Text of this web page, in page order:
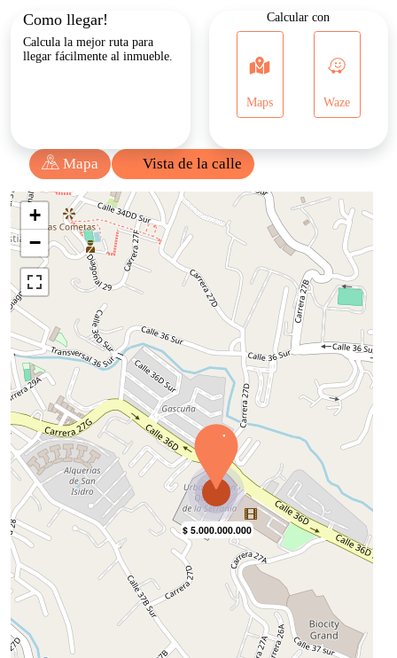
Cochera / Garaje Urbanización Cerrada
Bosque Nativos
Adosado
Baño Auxiliar Cocina Equipada
Gas Domiciliario Chimenea
Acceso Pavimentado Parqueadero Visitantes
Zonas Verdes Zona Campestre
Balcón Depósito
Despensa Jardín
Admite Mascotas
Baño En Habitación
Principal
Cocina Integral Habitación Servicio
Citófono / Intercomunicador Cerca Zona Urbana
Portería / Recepción Árboles Frutales
Zona Camping
Como llegar!
Calcula la mejor ruta para
llegar fácilmente al inmueble.
Calcular con
Maps Waze
Mapa Vista de la calle